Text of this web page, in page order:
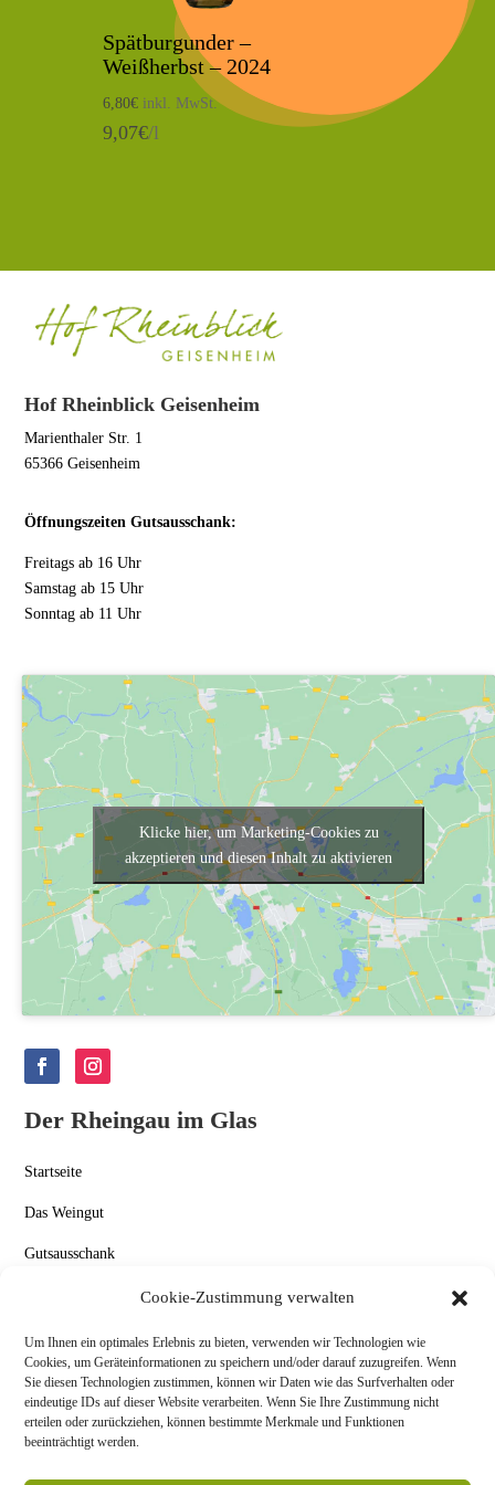
Cookie-Zustimmung verwalten
Um Ihnen ein optimales Erlebnis zu bieten, verwenden wir Technologien wie
Cookies, um Geräteinformationen zu speichern und/oder darauf zuzugreifen. Wenn
Sie diesen Technologien zustimmen, können wir Daten wie das Surfverhalten oder
eindeutige IDs auf dieser Website verarbeiten. Wenn Sie Ihre Zustimmung nicht
erteilen oder zurückziehen, können bestimmte Merkmale und Funktionen
beeinträchtigt werden.
Spätburgunder –
Weißherbst – 2024
6,80€ inkl. MwSt.
9,07€/l
Hof Rheinblick Geisenheim
Marienthaler Str. 1
65366 Geisenheim
Öffnungszeiten Gutsausschank:
Freitags ab 16 Uhr
Samstag ab 15 Uhr
Sonntag ab 11 Uhr
Klicke hier, um Marketing-Cookies zu
akzeptieren und diesen Inhalt zu aktivieren
Der Rheingau im Glas
Startseite
Das Weingut
Gutsausschank
Kontakt
Datenschutz & Impressum
Allgemeine Geschäftsbedingungen